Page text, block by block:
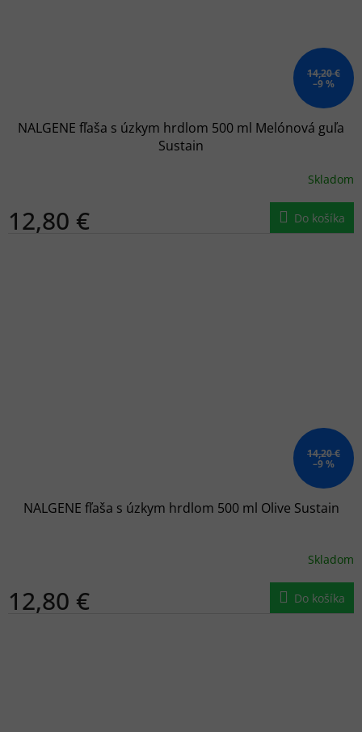
14,20 €
–9 %
NALGENE fľaša s úzkym hrdlom 500 ml Melónová guľa
Sustain
Skladom
12,80 € Do košíka
14,20 €
–9 %
NALGENE fľaša s úzkym hrdlom 500 ml Olive Sustain
Skladom
12,80 € Do košíka